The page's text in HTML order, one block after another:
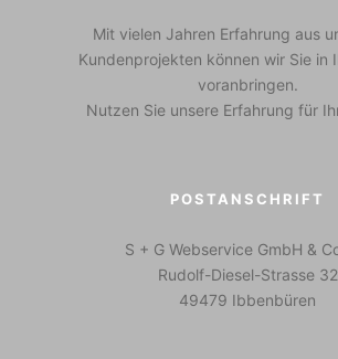
Mit vielen Jahren Erfahrung aus
Kundenprojekten können wir Sie in
voranbringen.
Nutzen Sie unsere Erfahrung für
POSTANSCHRIFT
S + G Webservice GmbH &
Rudolf-Diesel-Strasse 32
49479 Ibbenbüren